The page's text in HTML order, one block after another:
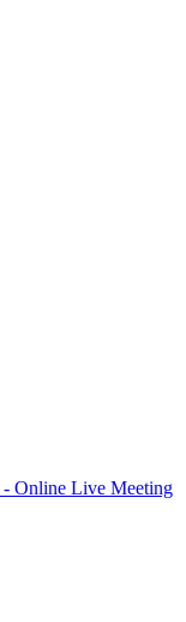
- Online Live Meeting